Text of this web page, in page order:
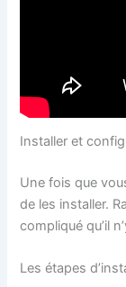
Installer et
Une fois que
de les installer.
compliqué qu’il
Les étapes